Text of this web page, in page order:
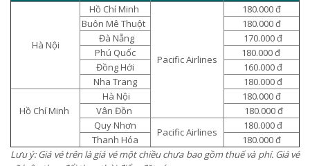
Hà Nội
Hồ Chí Minh
Pacific Airlines
180.000 đ
Buôn Mê Thuột
180.000 đ
Đà Nẵng
170.000 đ
Phú Quốc
180.000 đ
Đồng Hới
160.000 đ
Nha Trang
180.000 đ
Hồ Chí Minh
Hà Nội
180.000 đ
Vân Đồn
180.000 đ
Quy Nhơn
Pacific Airlines
180.000 đ
Thanh Hóa
180.000 đ
Lưu ý: Giá vé trên là giá vé một chiều chưa bao gồm thuế và phí. Giá vé